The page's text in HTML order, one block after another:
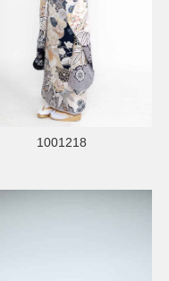
1001218